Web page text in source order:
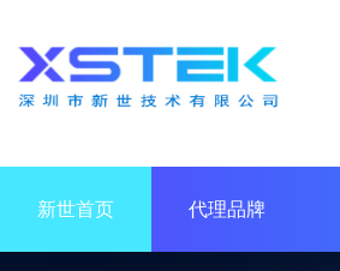
新世首页 代理品牌